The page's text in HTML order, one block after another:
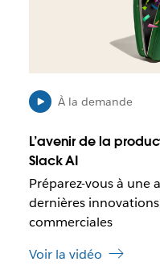
l
e
q
u
e
c
e
l
e
À la demande
L’avenir de la
Slack AI
Préparez-vous à une
dernières
commerciales
Voir la vidéo